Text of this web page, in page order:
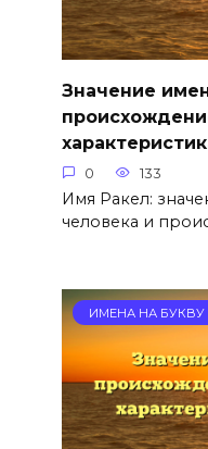
Значение
0 133
Имя Ракел:
человека и
ИМЕНА НА БУКВУ